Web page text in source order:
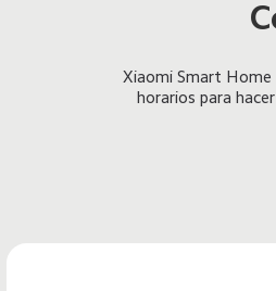
Xiaomi Smart
horarios para